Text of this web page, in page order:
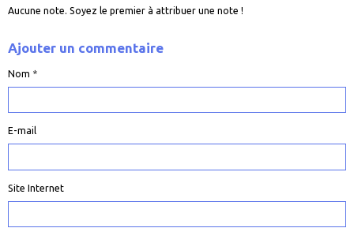
Aucune note. Soyez le premier à attribuer une note !
Ajouter un commentaire
Nom
E-mail
Site Internet